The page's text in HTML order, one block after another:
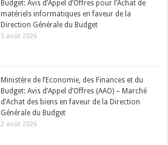
Budget: Avis d’Appel d’Offres pour l’Achat de
matériels informatiques en faveur de la
Direction Générale du Budget
5 août 2026
Ministère de l’Economie, des Finances et du
Budget: Avis d’Appel d’Offres (AAO) – Marché
d’Achat des biens en faveur de la Direction
Générale du Budget
2 août 2026